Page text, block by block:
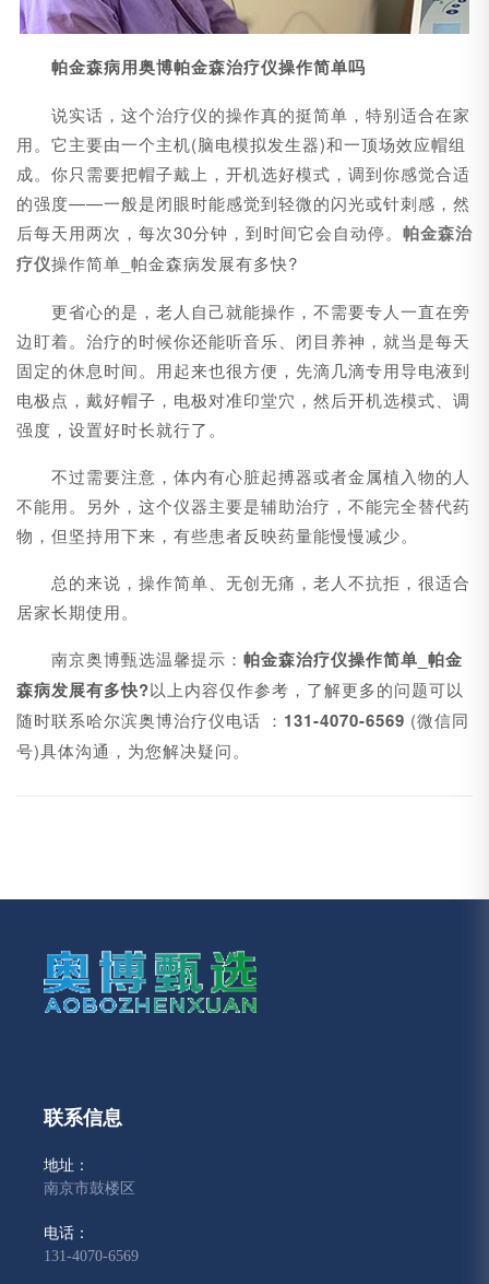
帕金森病用奥博帕金森治疗仪操作简单吗
说实话，这个治疗仪的操作真的挺简单，特别适合在家
用。它主要由一个主机(脑电模拟发生器)和一顶场效应帽组
成。你只需要把帽子戴上，开机选好模式，调到你感觉合适
的强度——一般是闭眼时能感觉到轻微的闪光或针刺感，然
后每天用两次，每次30分钟，到时间它会自动停。 帕金森治
疗仪操作简单_帕金森病发展有多快?
更省心的是，老人自己就能操作，不需要专人一直在旁
边盯着。治疗的时候你还能听音乐、闭目养神，就当是每天
固定的休息时间。用起来也很方便，先滴几滴专用导电液到
电极点，戴好帽子，电极对准印堂穴，然后开机选模式、调
强度，设置好时长就行了。
不过需要注意，体内有心脏起搏器或者金属植入物的人
不能用。另外，这个仪器主要是辅助治疗，不能完全替代药
物，但坚持用下来，有些患者反映药量能慢慢减少。
总的来说，操作简单、无创无痛，老人不抗拒，很适合
居家长期使用。
南京奥博甄选温馨提示： 帕金森治疗仪操作简单_ 帕金
森病发展有多快?以上内容仅作参考，了解更多的问题可以
随时联系哈尔滨奥博治疗仪电话 ： 131-4070-6569 (微信同
号)具体沟通，为您解决疑问。
联系信息
地址：
南京市鼓楼区
电话：
131-4070-6569